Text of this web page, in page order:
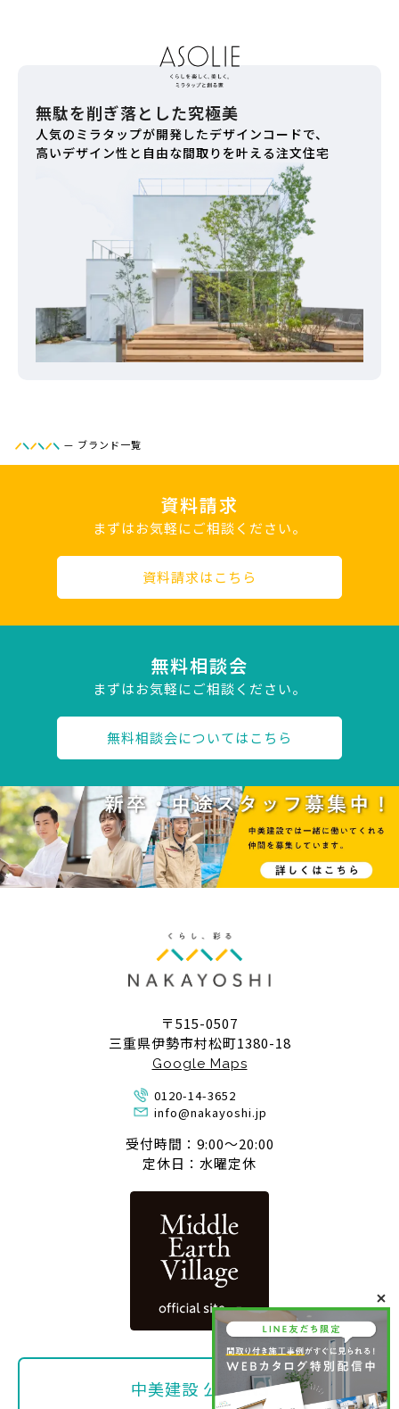
無駄を削ぎ落とした究極美
人気のミラタップが開発したデザインコードで、
高いデザイン性と自由な間取りを叶える注文住宅
— ブランド一覧
資料請求
まずはお気軽にご相談ください。
資料請求はこちら
無料相談会
まずはお気軽にご相談ください。
無料相談会についてはこちら
〒515-0507
三重県伊勢市村松町1380-18
Google Maps
0120-14-3652
info@nakayoshi.jp
受付時間：9:00〜20:00
定休日：水曜定休
中美建設 公式SNS